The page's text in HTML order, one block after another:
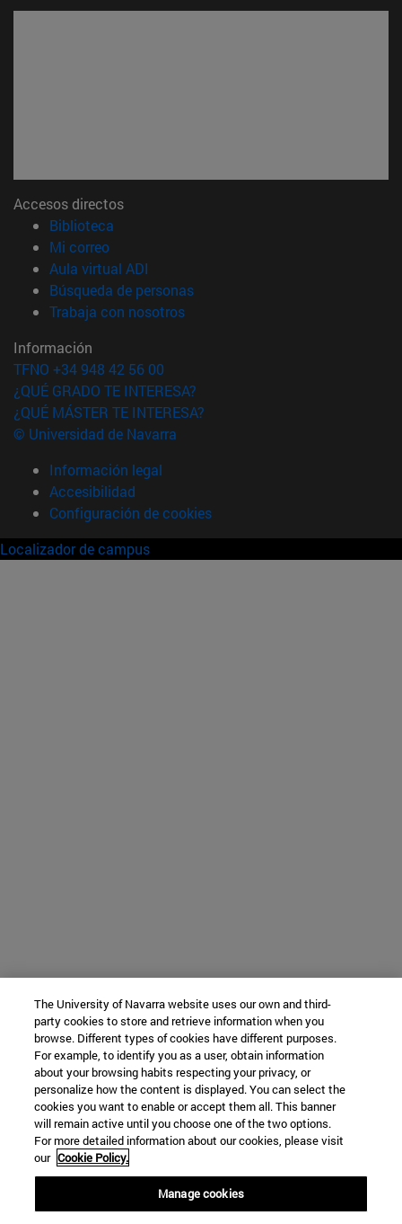
Accesos directos
Biblioteca
Mi correo(abre en nueva ventana)
Aula virtual ADI
Búsqueda de personas(abre en nueva ventana)
Trabaja con nosotros(abre en nueva ventana)
Información
TFNO +34 948 42 56 00
¿QUÉ GRADO TE INTERESA?
¿QUÉ MÁSTER TE INTERESA?
© Universidad de Navarra
Información legal
Accesibilidad
Configuración de cookies
Localizador de campus
The University of Navarra website uses our own and third-
party cookies to store and retrieve information when you
browse. Different types of cookies have different purposes.
For example, to identify you as a user, obtain information
about your browsing habits respecting your privacy, or
personalize how the content is displayed. You can select the
cookies you want to enable or accept them all. This banner
will remain active until you choose one of the two options.
For more detailed information about our cookies, please visit
our Cookie Policy.
Manage cookies